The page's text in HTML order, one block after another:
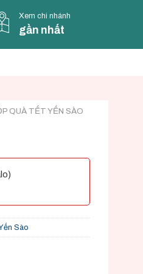
Xem chi nhánh
gần nhất
QUÀ TẾT YẾN SÀO
Sào